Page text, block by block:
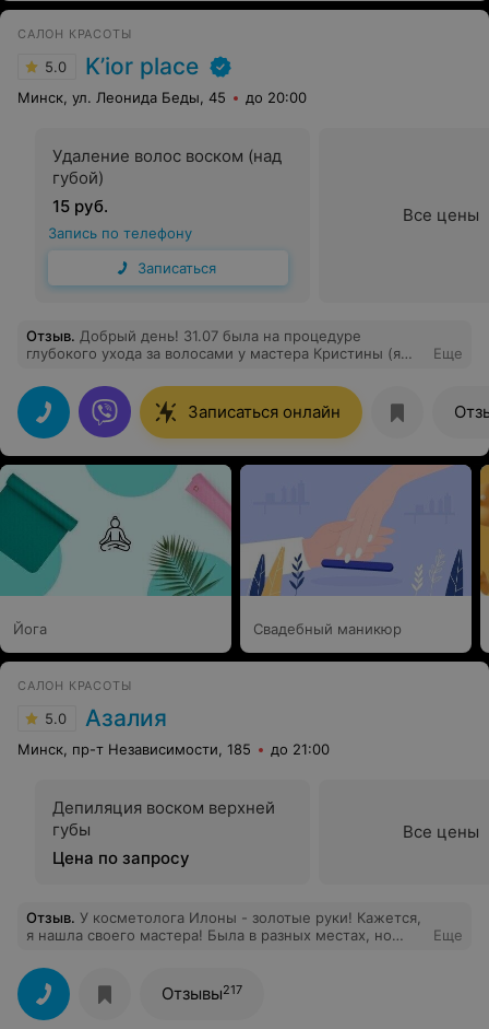
САЛОН КРАСОТЫ
5.0 K’ior place
Минск, ул. Леонида Беды, 45 до 20:00
Удаление волос воском (над
губой)
15 руб.
Запись по телефону
Записаться
Все цены
Отзыв. Добрый день! 31.07 была на процедуре
глубокого ухода за волосами у мастера Кристины (я
мягче, радуют блеском. Получила четкие
рекомендации по домашнему уходу и приятный
подарок от салона) Уютная атмосфера, вежливое и
приятное общение. Благодарю!
Еще
Записаться онлайн
Йога Свадебный маникюр
САЛОН КРАСОТЫ
5.0 Азалия
Минск, пр-т Независимости, 185 до 21:00
Депиляция воском верхней
губы
Цена по запросу
Все цены
Отзыв. У косметолога Илоны - золотые руки! Кажется,
я нашла своего мастера! Была в разных местах, но
какая косметика лучше, депиляции делает вообще
прекрасно и не больно. И - быстро. Очень здорово,
спасибо за такое отношение!
Еще
Отзывы217